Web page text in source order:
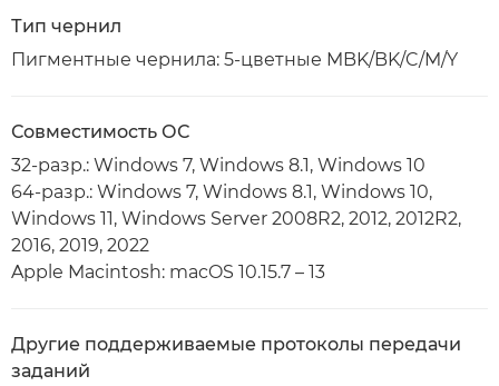
Тип чернил
Пигментные чернила: 5-цветные MBK/BK/C/M/Y
Совместимость ОС
32-разр.: Windows 7, Windows 8.1, Windows 10
64-разр.: Windows 7, Windows 8.1, Windows 10,
Windows 11, Windows Server 2008R2, 2012, 2012R2,
2016, 2019, 2022
Apple Macintosh: macOS 10.15.7 – 13
Другие поддерживаемые протоколы передачи
заданий